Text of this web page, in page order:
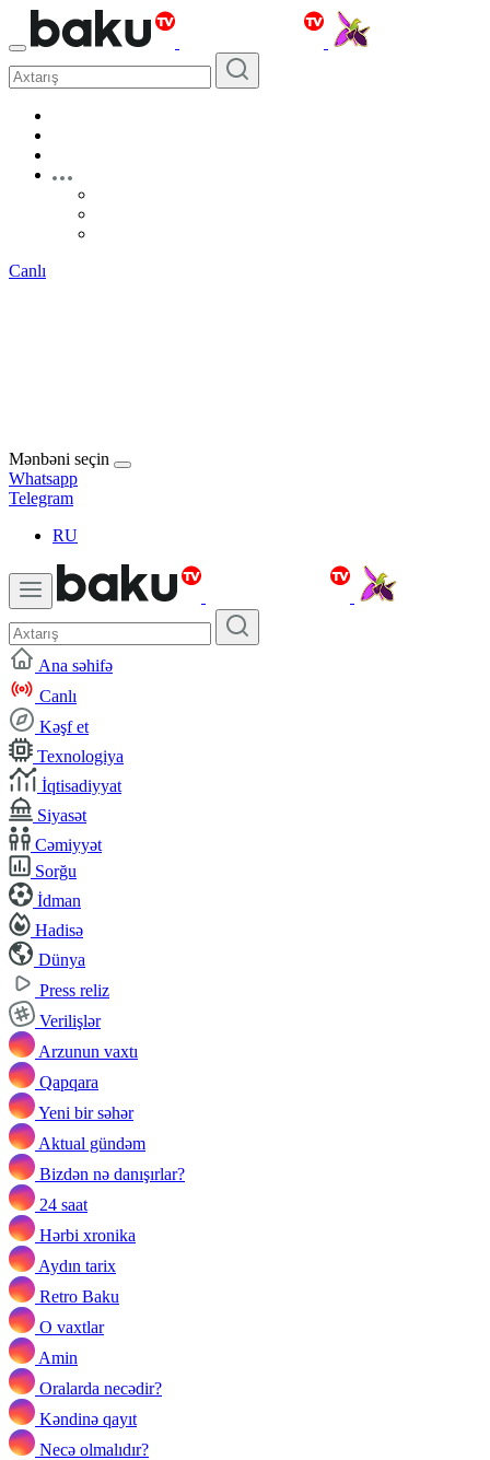
Canlı
Mənbəni seçin
Whatsapp
Telegram
RU
Ana səhifə
Canlı
Kəşf et
Texnologiya
İqtisadiyyat
Siyasət
Cəmiyyət
Sorğu
İdman
Hadisə
Dünya
Press reliz
Verilişlər
Arzunun vaxtı
Qapqara
Yeni bir səhər
Aktual gündəm
Bizdən nə danışırlar?
24 saat
Hərbi xronika
Aydın tarix
Retro Baku
O vaxtlar
Amin
Oralarda necədir?
Kəndinə qayıt
Necə olmalıdır?